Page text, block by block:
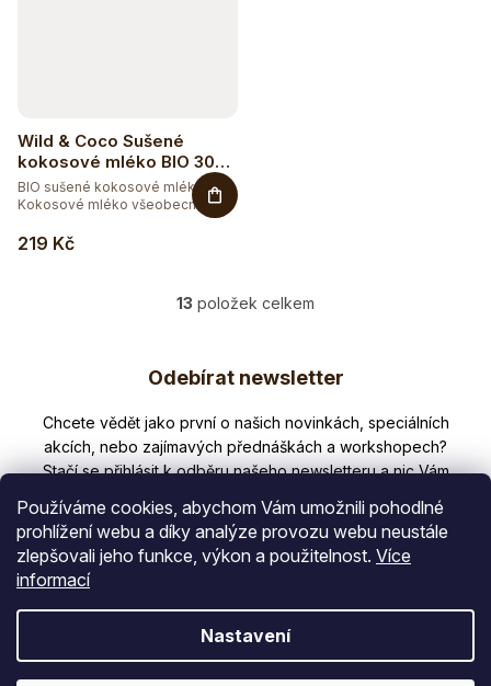
Používáme cookies, abychom Vám umožnili pohodlné
prohlížení webu a díky analýze provozu webu neustále
zlepšovali jeho funkce, výkon a použitelnost. Více
informací
Nastavení
Wild & Coco Sušené
kokosové mléko BIO 300
g
219 Kč
BIO sušené kokosové mléko.
Kokosové mléko všeobecně
O
á
d
a
c
p
r
v
y
v
p
13 položek celkem
a
Odebírat newsletter
Nezmeškejte žádné novinky či slevy!
E-mail
Vložením e-mailu souhlasíte s